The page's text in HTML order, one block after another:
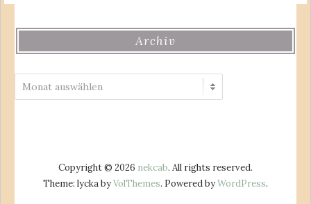
Archiv
Copyright © 2026 nekcab. All rights reserved.
Theme: lycka byVolThemes. Powered byWordPress.